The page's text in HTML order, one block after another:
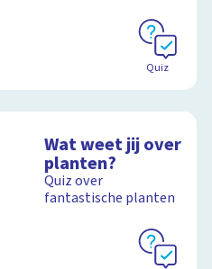
Schoolplaat
Quiz
Wat weet jij over
planten?
Quiz over
fantastische planten